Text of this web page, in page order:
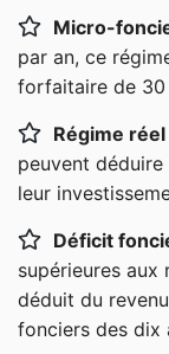
Le régime réel
Conditions
La
Micro-
par an, ce
forfaitaire de 30
Régime réel
peuvent
leur
Déficit
supérieures
déduit du
fonciers des dix